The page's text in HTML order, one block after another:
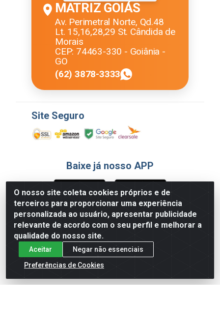
O nosso site coleta cookies próprios e de
terceiros para proporcionar uma experiência
personalizada ao usuário, apresentar publicidade
relevante de acordo com o seu perfil e melhorar a
qualidade do nosso site.
Aceitar
Negar não essenciais
Preferências de Cookies
MATRIZ GOIÁS
Av. Perimetral Norte, Qd.48
Lt. 15,16,28,29 St. Cândida de
Morais
CEP: 74463-330 - Goiânia -
GO
(62) 3878-3333
Site Seguro
Baixe já nosso APP
Formas de Pagamento